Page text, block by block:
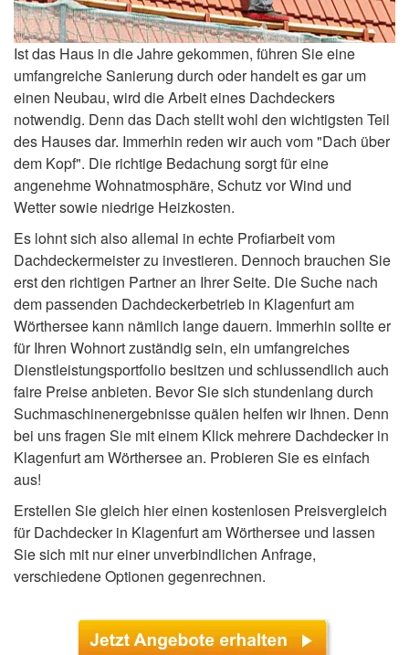
Ist das Haus in die Jahre gekommen, führen Sie eine
umfangreiche Sanierung durch oder handelt es gar um
einen Neubau, wird die Arbeit eines Dachdeckers
notwendig. Denn das Dach stellt wohl den wichtigsten Teil
des Hauses dar. Immerhin reden wir auch vom "Dach über
dem Kopf". Die richtige Bedachung sorgt für eine
angenehme Wohnatmosphäre, Schutz vor Wind und
Wetter sowie niedrige Heizkosten.
Es lohnt sich also allemal in echte Profiarbeit vom
Dachdeckermeister zu investieren. Dennoch brauchen Sie
erst den richtigen Partner an Ihrer Seite. Die Suche nach
dem passenden Dachdeckerbetrieb in Klagenfurt am
Wörthersee kann nämlich lange dauern. Immerhin sollte er
für Ihren Wohnort zuständig sein, ein umfangreiches
Dienstleistungsportfolio besitzen und schlussendlich auch
faire Preise anbieten. Bevor Sie sich stundenlang durch
Suchmaschinenergebnisse quälen helfen wir Ihnen. Denn
bei uns fragen Sie mit einem Klick mehrere Dachdecker in
Klagenfurt am Wörthersee an. Probieren Sie es einfach
aus!
Erstellen Sie gleich hier einen kostenlosen Preisvergleich
für Dachdecker in Klagenfurt am Wörthersee und lassen
Sie sich mit nur einer unverbindlichen Anfrage,
verschiedene Optionen gegenrechnen.